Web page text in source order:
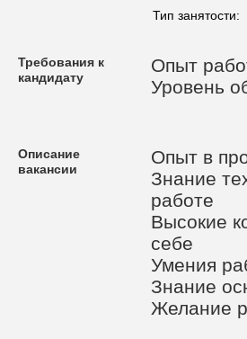
Тип занятости:
Требования к
кандидату
Опыт
Уровень
Описание
вакансии
Опыт в
Знание
работе
Высокие
себе
Умения
Знание
Желание